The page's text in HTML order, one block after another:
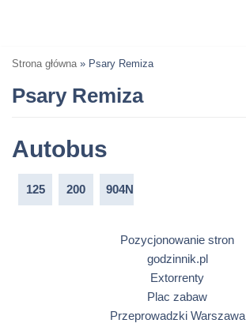
Strona główna » Psary Remiza
Psary Remiza
Autobus
125 200 904N
Pozycjonowanie stron
godzinnik.pl
Extorrenty
Plac zabaw
Przeprowadzki Warszawa